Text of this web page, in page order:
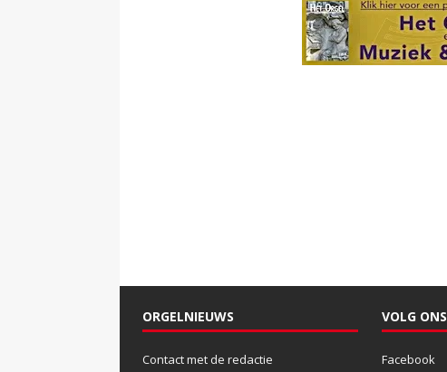
ORGELNIEUWS
Contact met de redactie
VOLG ONS
Facebook